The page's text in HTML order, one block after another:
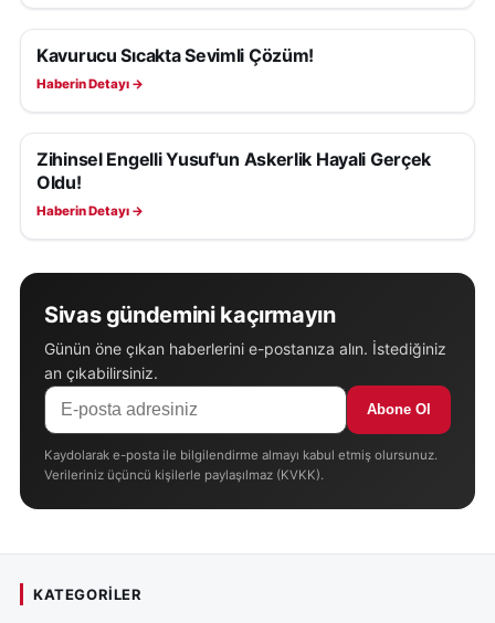
YAŞAM
Kavurucu Sıcakta Sevimli Çözüm!
Haberin Detayı →
YAŞAM
Zihinsel Engelli Yusuf'un Askerlik Hayali Gerçek
Oldu!
Haberin Detayı →
Sivas gündemini kaçırmayın
Günün öne çıkan haberlerini e-postanıza alın. İstediğiniz
an çıkabilirsiniz.
Abone Ol
Kaydolarak e-posta ile bilgilendirme almayı kabul etmiş olursunuz.
Verileriniz üçüncü kişilerle paylaşılmaz (KVKK).
KATEGORILER